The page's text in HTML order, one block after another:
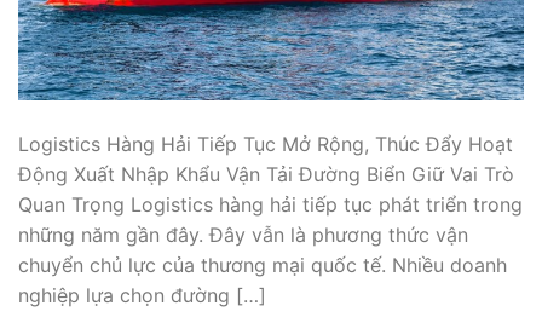
Logistics Hàng Hải Tiếp Tục Mở Rộng, Thúc Đẩy Hoạt
Động Xuất Nhập Khẩu Vận Tải Đường Biển Giữ Vai Trò
Quan Trọng Logistics hàng hải tiếp tục phát triển trong
những năm gần đây. Đây vẫn là phương thức vận
chuyển chủ lực của thương mại quốc tế. Nhiều doanh
nghiệp lựa chọn đường […]